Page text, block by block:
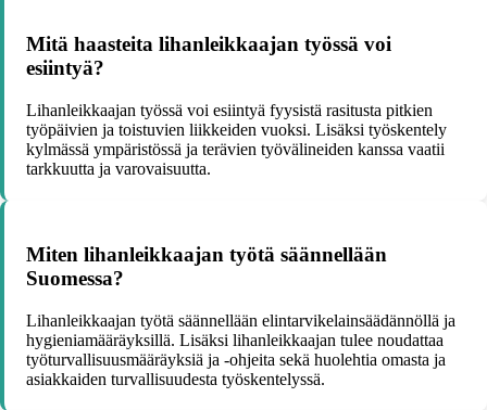
Mitä haasteita lihanleikkaajan työssä voi
esiintyä?
Lihanleikkaajan työssä voi esiintyä fyysistä rasitusta pitkien
työpäivien ja toistuvien liikkeiden vuoksi. Lisäksi työskentely
kylmässä ympäristössä ja terävien työvälineiden kanssa vaatii
tarkkuutta ja varovaisuutta.
Miten lihanleikkaajan työtä säännellään
Suomessa?
Lihanleikkaajan työtä säännellään elintarvikelainsäädännöllä ja
hygieniamääräyksillä. Lisäksi lihanleikkaajan tulee noudattaa
työturvallisuusmääräyksiä ja -ohjeita sekä huolehtia omasta ja
asiakkaiden turvallisuudesta työskentelyssä.